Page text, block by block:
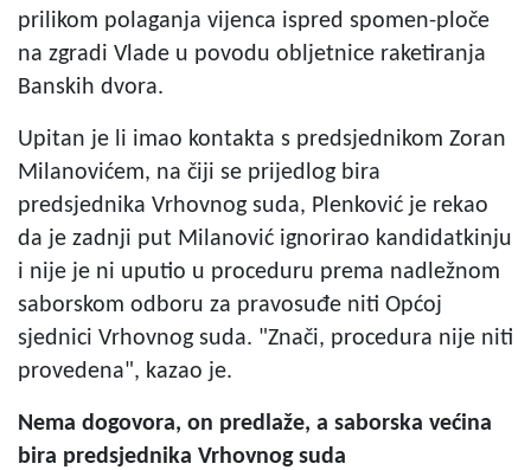
prilikom polaganja vijenca ispred spomen-ploče
na zgradi Vlade u povodu obljetnice raketiranja
Banskih dvora.
Upitan je li imao kontakta s predsjednikom Zoran
Milanovićem, na čiji se prijedlog bira
predsjednika Vrhovnog suda, Plenković je rekao
da je zadnji put Milanović ignorirao kandidatkinju
i nije je ni uputio u proceduru prema nadležnom
saborskom odboru za pravosuđe niti Općoj
sjednici Vrhovnog suda. "Znači, procedura nije niti
provedena", kazao je.
Nema dogovora, on predlaže, a saborska većina
bira predsjednika Vrhovnog suda